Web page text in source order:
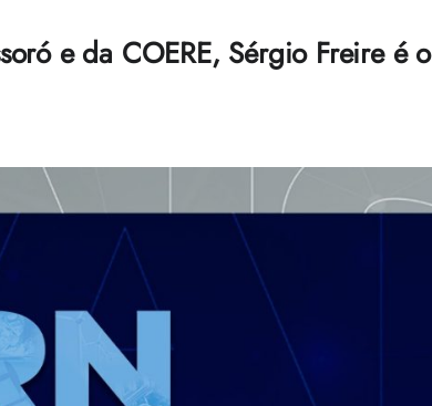
e da COERE, Sérgio Freire é o